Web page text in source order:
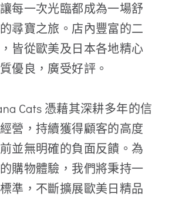
每一次光臨都成為一場舒
尋寶之旅。店內豐富的二
皆從歐美及日本各地精心
優良，廣受好評。
Cats 憑藉其深耕多年的信
營，持續獲得顧客的高度
並無明確的負面反饋。為
購物體驗，我們將秉持一
準，不斷擴展歐美日精品